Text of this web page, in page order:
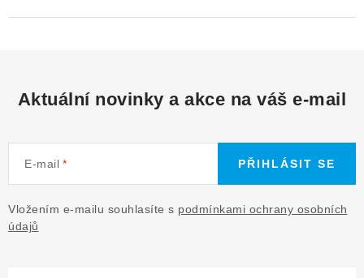
Aktuální novinky a akce na váš e-mail
E-mail
Vložením e-mailu souhlasíte s podmínkami ochrany osobních
údajů
PŘIHLÁSIT SE